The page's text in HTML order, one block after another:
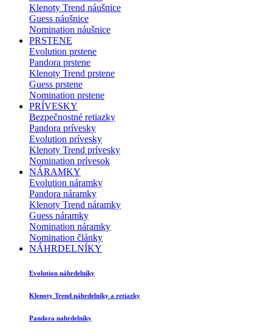
Klenoty Trend náušnice
Guess náušnice
Nomination náušnice
PRSTENE
Evolution prstene
Pandora prstene
Klenoty Trend prstene
Guess prstene
Nomination prstene
PRÍVESKY
Bezpečnostné retiazky
Pandora prívesky
Evolution prívesky
Klenoty Trend prívesky
Nomination prívesok
NÁRAMKY
Evolution náramky
Pandora náramky
Klenoty Trend náramky
Guess náramky
Nomination náramky
Nomination články
NÁHRDELNÍKY
Evolution náhrdelníky
Klenoty Trend náhrdelníky a retiazky
Pandora nahrdelníky